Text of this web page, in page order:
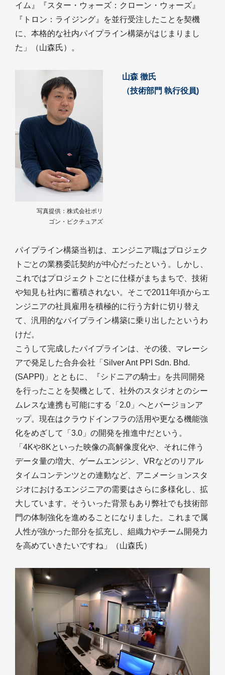
イム』『スター・ウォーズ：クローン・ウォーズ』
『トロン：ライジング』を並行受注したことを契機
に、本格的な社内パイプライン構築がはじまりまし
た」（山森氏）。
写真提供：株式会社ポリ
ゴン・ピクチュアズ
山森 徹氏
（技術部門 執行役員)
パイプライン構築当初は、エンジニア職はプロジェク
トごとの業務委託契約が中心だったという。しかし、
これではプロジェクトごとに仕様がまちまちで、技術
や知見も社内に蓄積されない。そこで2011年頃からエ
ンジニアの社員雇用を積極的に行う方針に切り替え
て、汎用的なパイプライン構築に乗り出したというわ
けだ。
こうして完成したパイプラインは、その後、マレーシ
アで発足した合弁会社「Silver Ant PPI Sdn. Bhd.
(SAPPI)」とともに、『シドニアの騎士』を共同開発
を行ったことを契機として、社外のスタジオとのシー
ムレスな連携も可能にする「2.0」へとバージョンア
ップ。現在はクラウドインフラの活用や更なる機能強
化をめざして「3.0」の開発を推進中だという。
「4Kや8Kといった映像の高解像度化や、それに伴う
データ量の増大、ゲームエンジン、VRなどのリアル
タイムコンテンツとの連動など、アニメーションスタ
ジオにおけるエンジニアの需要はさらに多様化し、拡
大しています。そういった背景もあり弊社でも技術部
門の体制強化を進めることになりました。これまで属
人性が強かった部分を拡充し、組織力やチーム開発力
を高めていきたいですね」（山森氏）